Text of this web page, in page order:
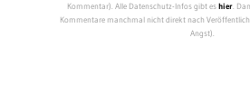
Kommentar). Alle Datenschutz-Infos gibt eshier.
Kommentare manchmal nicht direkt nach
Angst).